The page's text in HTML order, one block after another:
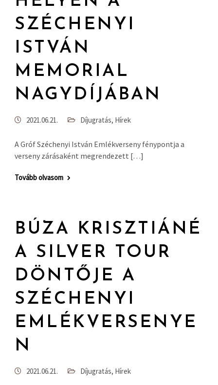
SZÉCHENYI
ISTVÁN
MEMORIAL
NAGYDÍJÁBAN
2021.06.21. Díjugratás, Hírek
A Gróf Széchenyi István Emlékverseny fénypontja a
verseny zárásaként megrendezett […]
Tovább olvasom
BÚZA KRISZTIÁNÉ
A SILVER TOUR
DÖNTŐJE A
SZÉCHENYI
EMLÉKVERSENYE
N
2021.06.21. Díjugratás, Hírek